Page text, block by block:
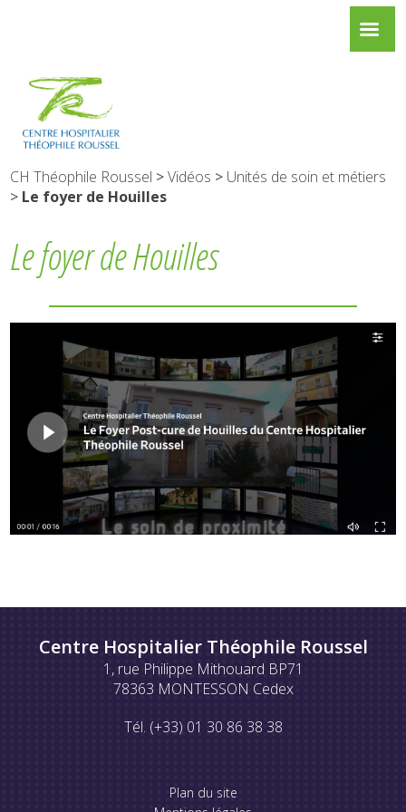
CH Théophile Roussel >Vidéos > Unités de soin et métiers
> Le foyer de Houilles
Le foyer de Houilles
Centre Hospitalier Théophile Roussel
1, rue Philippe Mithouard BP71
78363 MONTESSON Cedex
Tél. (+33) 01 30 86 38 38
Plan du site